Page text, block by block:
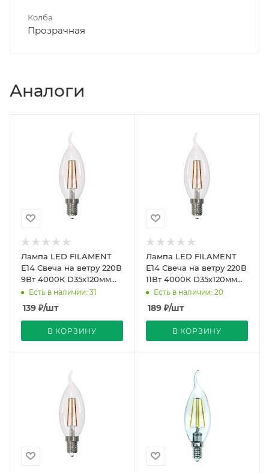
Колба
Прозрачная
Аналоги
Лампа LED FILAMENT
Е14 Свеча на ветру 220В
9Вт 4000К D35х120мм
Прозрач колба 360º
750Лм Sky Uniel
Есть в наличии: 31
139 ₽/шт
В КОРЗИНУ
Лампа LED FILAMENT
Е14 Свеча на ветру 220В
11Вт 4000К D35х120мм
Прозрачная колба
900Лм Sky Uniel
Есть в наличии: 20
189 ₽/шт
В КОРЗИНУ